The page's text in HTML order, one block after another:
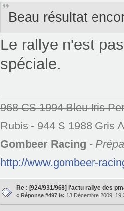
Beau résultat
Le rallye n'est
spéciale.
968 CS 1994 Bleu Iris
Rubis - 944 S 1988 Gris
Gombeer Racing -
http://www.gombeer-
Re : [924/931/968] l'actu rallye des
« Réponse #497 le: 13 Décembre 2009,